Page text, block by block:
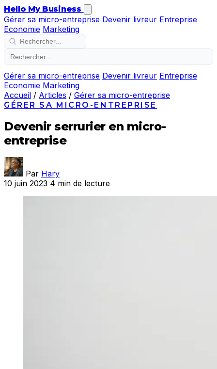
Hello My Business
Gérer sa micro-entreprise Devenir livreur Entreprise
Economie Marketing
Gérer sa micro-entreprise Devenir livreur Entreprise
Economie Marketing
Accueil / Articles / Gérer sa micro-entreprise
GÉRER SA MICRO-ENTREPRISE
Devenir serrurier en micro-
entreprise
Par Hary
10 juin 2023 4 min de lecture